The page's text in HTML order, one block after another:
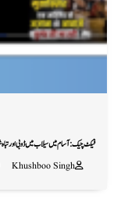
فیکٹ چیک: آسام میں سیلاب میں ڈوبی اور
Khushboo Singh